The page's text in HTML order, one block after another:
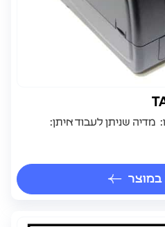
מדיה שניתן לעבוד איתן:
במוצר